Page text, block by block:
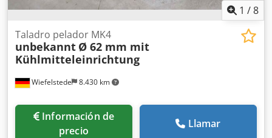
1 /8
Wiefelstede 8.430 km
Taladro pelador MK4
unbekannt Ø 62 mm mit
Kühlmitteleinrichtung
Información de
precio
Llamar